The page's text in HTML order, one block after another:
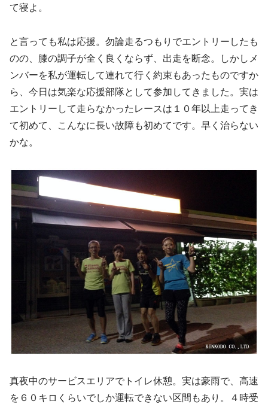
て寝よ。
と言っても私は応援。勿論走るつもりでエントリーしたも
のの、膝の調子が全く良くならず、出走を断念。しかしメ
ンバーを私が運転して連れて行く約束もあったものですか
ら、今日は気楽な応援部隊として参加してきました。実は
エントリーして走らなかったレースは１０年以上走ってき
て初めて、こんなに長い故障も初めてです。早く治らない
かな。
真夜中のサービスエリアでトイレ休憩。実は豪雨で、高速
を６０キロくらいでしか運転できない区間もあり。４時受